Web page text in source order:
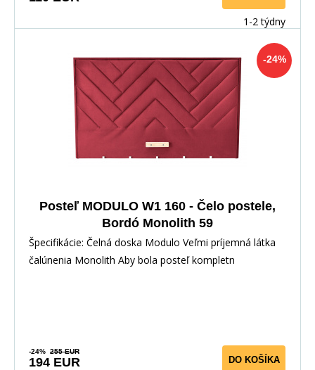
1-2 týdny
-24%
Posteľ MODULO W1 160 - Čelo postele,
Bordó Monolith 59
Špecifikácie: Čelná doska Modulo Veľmi príjemná látka
čalúnenia Monolith Aby bola posteľ kompletn
-24% 255 EUR
194 EUR DO KOŠÍKA